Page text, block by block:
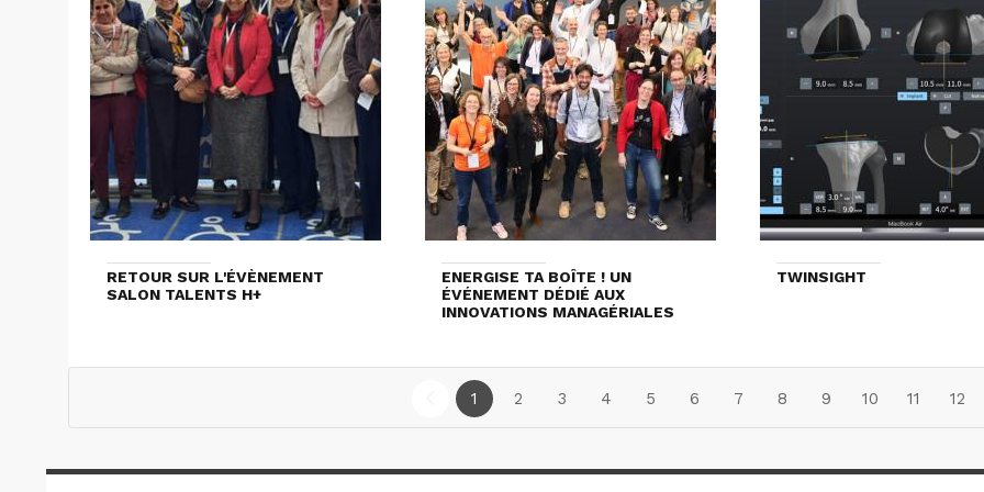
RETOUR SUR L'ÉVÈNEMENT
SALON TALENTS H+
ENERGISE TA BOÎTE ! UN
ÉVÉNEMENT DÉDIÉ AUX
INNOVATIONS MANAGÉRIALES
TWINSIGHT
1 2 3 4 5 6 7 8 9 10 11 12